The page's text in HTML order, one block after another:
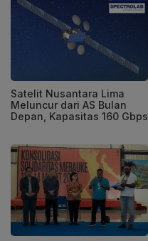
Satelit Nusantara Lima
Meluncur dari AS Bulan
Depan, Kapasitas 160 Gbps